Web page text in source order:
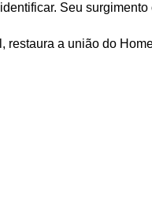
Seu
a união do